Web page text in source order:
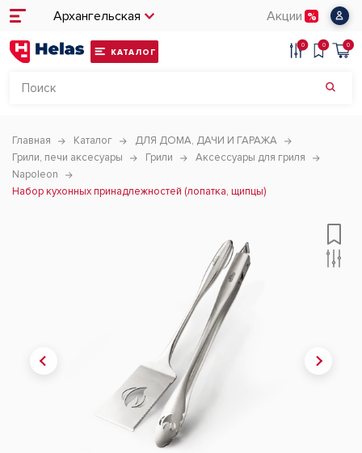
Архангельская Акции
КАТАЛОГ
0 0 0
Главная Каталог
ДЛЯ ДОМА, ДАЧИ И ГАРАЖА
Грили, печи аксесуары
Грили
Аксессуары для гриля
Napoleon
Набор кухонных принадлежностей (лопатка, щипцы)